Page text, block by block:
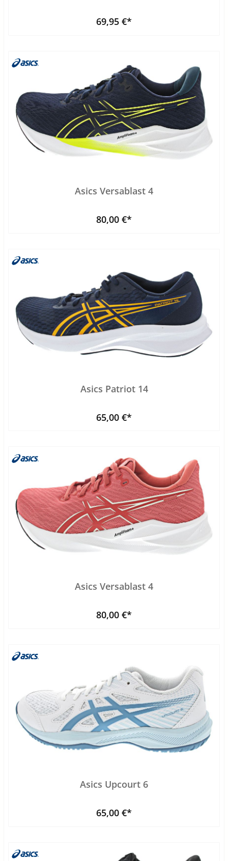
69,95 €*
Asics Versablast 4
80,00 €*
Asics Patriot 14
65,00 €*
Asics Versablast 4
80,00 €*
Asics Upcourt 6
65,00 €*